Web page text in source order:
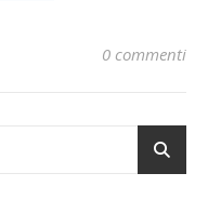
0 commenti